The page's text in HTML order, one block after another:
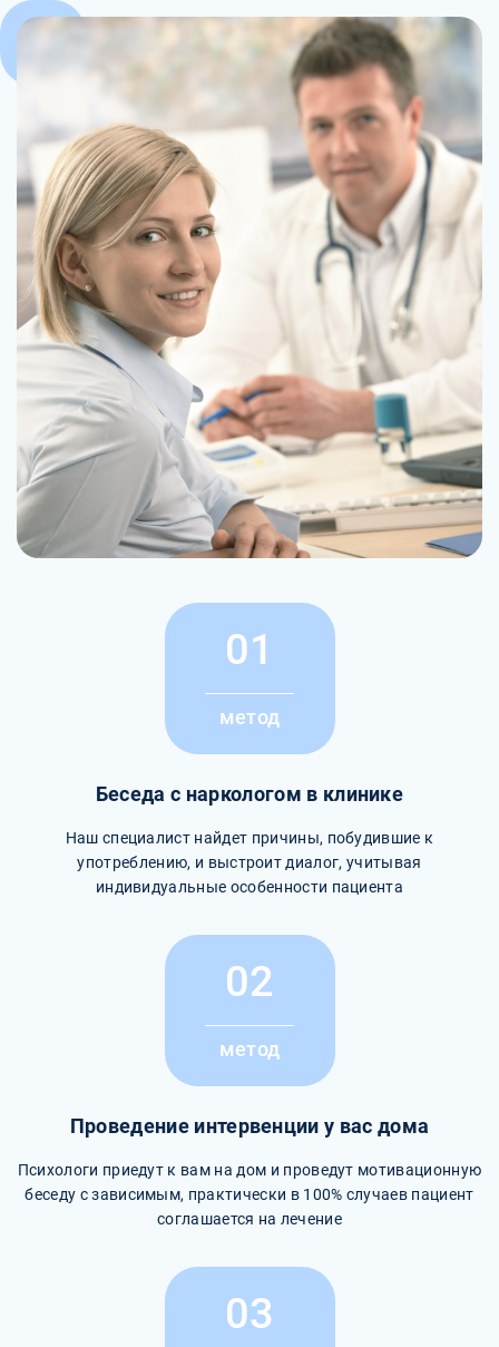
01
метод
Беседа с наркологом в клинике
Наш специалист найдет причины, побудившие к
употреблению, и выстроит диалог, учитывая
индивидуальные особенности пациента
02
метод
Проведение интервенции у вас дома
Психологи приедут к вам на дом и проведут мотивационную
беседу с зависимым, практически в 100% случаев пациент
соглашается на лечение
03